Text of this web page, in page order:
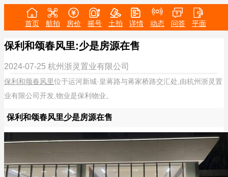
首页 航拍 房价 摇号 土拍 详情 动态 问答 平面
保利和颂春风里:少是房源在售
2024-07-25 杭州浙灵置业有限公司
保利和颂春风里位于运河新城·皇蒋路与蒋家桥路交汇处,由杭州浙灵置
业有限公司开发,物业是保利物业。
保利和颂春风里少是房源在售